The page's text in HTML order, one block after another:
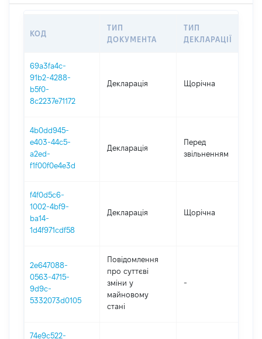
КОД
ТИП
ДОКУМЕНТА
ТИП
ДЕКЛАРАЦІЇ
69a3fa4c-
91b2-4288-
b5f0-
8c2237e71172
Декларація Щорічна
4b0dd945-
e403-44c5-
a2ed-
f1f00f0e4e3d
Декларація
Перед
звільненням
f4f0d5c6-
1002-4bf9-
ba14-
1d4f971cdf58
Декларація Щорічна
2e647088-
0563-4715-
9d9c-
5332073d0105
Повідомлення
про суттєві
зміни y
майновому
стані
-
74e9c522-